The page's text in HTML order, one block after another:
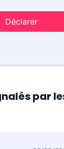
Déclarer
par